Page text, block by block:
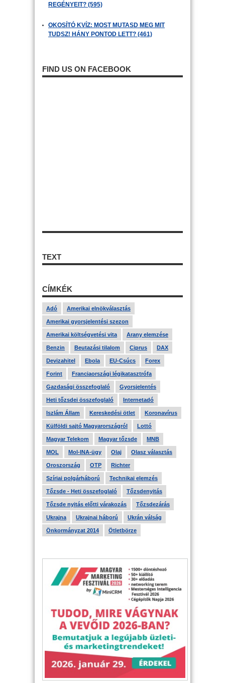
REGÉNYEIT? (595)
OKOSÍTÓ KVÍZ: MOST MUTASD MEG MIT
TUDSZ! HÁNY PONTOD LETT? (461)
FIND US ON FACEBOOK
TEXT
CÍMKÉK
Adó Amerikai elnökválasztás
Amerikai gyorsjelentési szezon
Amerikai költségvetési vita Arany elemzése
Benzin Beutazási tilalom Ciprus DAX
Devizahitel Ebola EU-Csúcs Forex
Forint Franciaországi légikatasztrófa
Gazdasági összefoglaló Gyorsjelentés
Heti tőzsdei összefoglaló Internetadó
Iszlám Állam Kereskedési ötlet Koronavírus
Külföldi sajtó Magyarországról Lottó
Magyar Telekom Magyar tőzsde MNB
MOL Mol-INA-ügy Olaj Olasz választás
Oroszország OTP Richter
Szíriai polgárháború Technikai elemzés
Tőzsde - Heti összefoglaló Tőzsdenyitás
Tőzsde nyitás előtti várakozás Tőzsdezárás
Ukrajna Ukrajnai háború Ukrán válság
Önkormányzat 2014 Ötletbörze